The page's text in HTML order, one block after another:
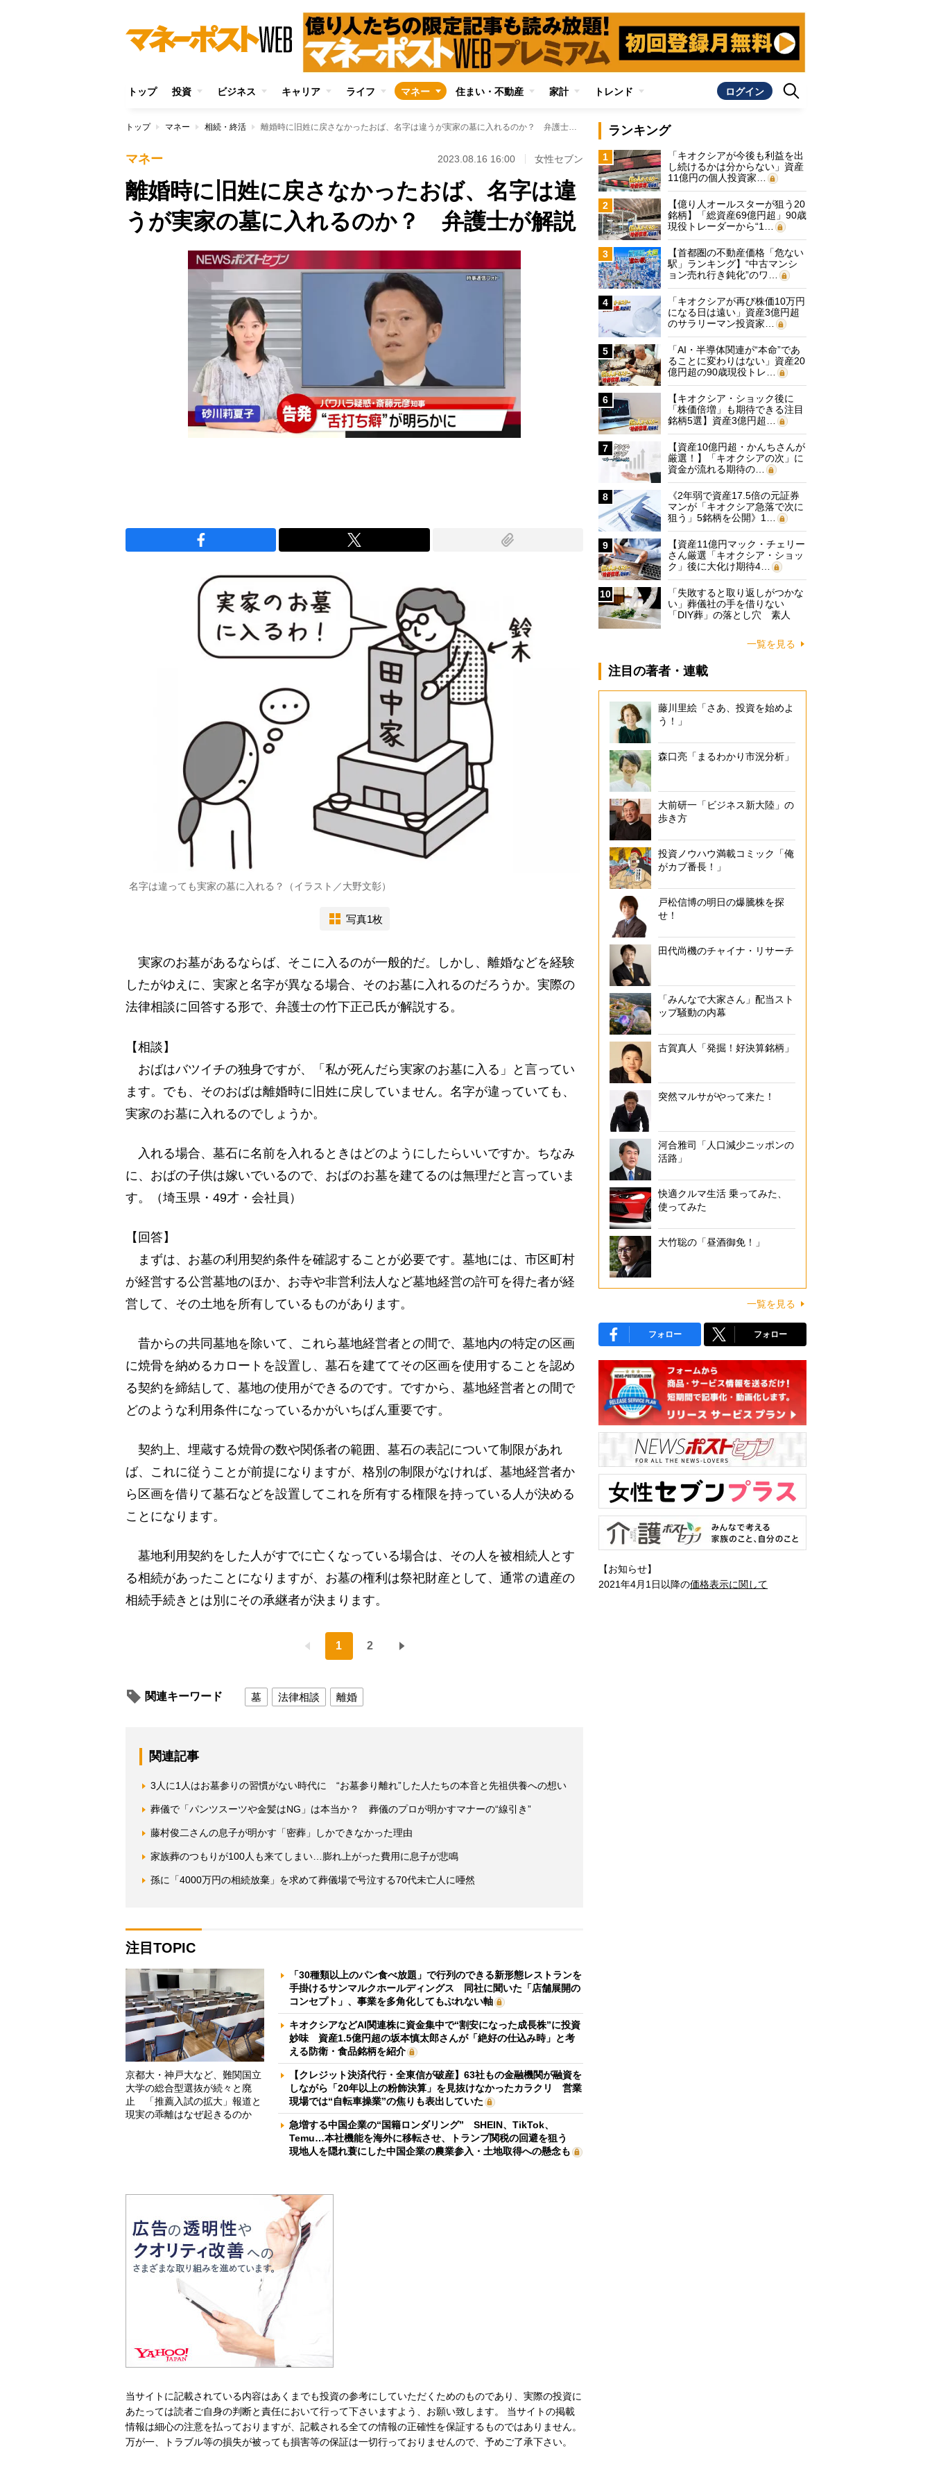
トップ 投資 ビジネス キャリア ライフ マネー 住まい・不動産 家計 トレンド ログイン
トップ マネー 相続・終活 離婚時に旧姓に戻さなかったおば、名字は違うが実家の墓に入れるのか？ 弁護士が解説
マネー 2023.08.16 16:00 女性セブン
離婚時に旧姓に戻さなかったおば、名字は違
うが実家の墓に入れるのか？ 弁護士が解説
名字は違っても実家の墓に入れる？（イラスト／大野文彰）
写真1枚
実家のお墓があるならば、そこに入るのが一般的だ。しかし、離婚などを経験
したがゆえに、実家と名字が異なる場合、そのお墓に入れるのだろうか。実際の
法律相談に回答する形で、弁護士の竹下正己氏が解説する。
【相談】
おばはバツイチの独身ですが、「私が死んだら実家のお墓に入る」と言ってい
ます。でも、そのおばは離婚時に旧姓に戻していません。名字が違っていても、
実家のお墓に入れるのでしょうか。
入れる場合、墓石に名前を入れるときはどのようにしたらいいですか。ちなみ
に、おばの子供は嫁いでいるので、おばのお墓を建てるのは無理だと言っていま
す。（埼玉県・49才・会社員）
【回答】
まずは、お墓の利用契約条件を確認することが必要です。墓地には、市区町村
が経営する公営墓地のほか、お寺や非営利法人など墓地経営の許可を得た者が経
営して、その土地を所有しているものがあります。
昔からの共同墓地を除いて、これら墓地経営者との間で、墓地内の特定の区画
に焼骨を納めるカロートを設置し、墓石を建ててその区画を使用することを認め
る契約を締結して、墓地の使用ができるのです。ですから、墓地経営者との間で
どのような利用条件になっているかがいちばん重要です。
契約上、埋蔵する焼骨の数や関係者の範囲、墓石の表記について制限があれ
ば、これに従うことが前提になりますが、格別の制限がなければ、墓地経営者か
ら区画を借りて墓石などを設置してこれを所有する権限を持っている人が決める
ことになります。
墓地利用契約をした人がすでに亡くなっている場合は、その人を被相続人とす
る相続があったことになりますが、お墓の権利は祭祀財産として、通常の遺産の
相続手続きとは別にその承継者が決まります。
1 2
関連キーワード 墓 法律相談 離婚
関連記事
3人に1人はお墓参りの習慣がない時代に “お墓参り離れ”した人たちの本音と先祖供養への想い
葬儀で「パンツスーツや金髪はNG」は本当か？ 葬儀のプロが明かすマナーの“線引き”
藤村俊二さんの息子が明かす「密葬」しかできなかった理由
家族葬のつもりが100人も来てしまい…膨れ上がった費用に息子が悲鳴
孫に「4000万円の相続放棄」を求めて葬儀場で号泣する70代未亡人に唖然
注目TOPIC
京都大・神戸大など、難関国立
大学の総合型選抜が続々と廃
止 「推薦入試の拡大」報道と
現実の乖離はなぜ起きるのか
「30種類以上のパン食べ放題」で行列のできる新形態レストランを
手掛けるサンマルクホールディングス 同社に聞いた「店舗展開の
コンセプト」、事業を多角化してもぶれない軸
キオクシアなどAI関連株に資金集中で“割安になった成長株”に投資
妙味 資産1.5億円超の坂本慎太郎さんが「絶好の仕込み時」と考
える防衛・食品銘柄を紹介
【クレジット決済代行・全東信が破産】63社もの金融機関が融資を
しながら「20年以上の粉飾決算」を見抜けなかったカラクリ 営業
現場では“自転車操業”の焦りも表出していた
急増する中国企業の“国籍ロンダリング” SHEIN、TikTok、
Temu…本社機能を海外に移転させ、トランプ関税の回避を狙う
現地人を隠れ蓑にした中国企業の農業参入・土地取得への懸念も
当サイトに記載されている内容はあくまでも投資の参考にしていただくためのものであり、実際の投資に
あたっては読者ご自身の判断と責任において行って下さいますよう、お願い致します。 当サイトの掲載
情報は細心の注意を払っておりますが、記載される全ての情報の正確性を保証するものではありません。
万が一、トラブル等の損失が被っても損害等の保証は一切行っておりませんので、予めご了承下さい。
ランキング
1
「キオクシアが今後も利益を出
し続けるかは分からない」資産
11億円の個人投資家…
2
【億り人オールスターが狙う20
銘柄】「総資産69億円超」90歳
現役トレーダーから“1…
3
【首都圏の不動産価格「危ない
駅」ランキング】“中古マンシ
ョン売れ行き鈍化”のワ…
4
「キオクシアが再び株価10万円
になる日は遠い」資産3億円超
のサラリーマン投資家…
5
「AI・半導体関連が“本命”であ
ることに変わりはない」資産20
億円超の90歳現役トレ…
6
【キオクシア・ショック後に
「株価倍増」も期待できる注目
銘柄5選】資産3億円超…
7
【資産10億円超・かんちさんが
厳選！】「キオクシアの次」に
資金が流れる期待の…
8
《2年弱で資産17.5倍の元証券
マンが「キオクシア急落で次に
狙う」5銘柄を公開》1…
9
【資産11億円マック・チェリー
さん厳選「キオクシア・ショッ
ク」後に大化け期待4…
10
「失敗すると取り返しがつかな
い」葬儀社の手を借りない
「DIY葬」の落とし穴 素人
一覧を見る
注目の著者・連載
藤川里絵「さあ、投資を始めよ
う！」
森口亮「まるわかり市況分析」
大前研一「ビジネス新大陸」の
歩き方
投資ノウハウ満載コミック「俺
がカブ番長！」
戸松信博の明日の爆騰株を探
せ！
田代尚機のチャイナ・リサーチ
「みんなで大家さん」配当スト
ップ騒動の内幕
古賀真人「発掘！好決算銘柄」
突然マルサがやって来た！
河合雅司「人口減少ニッポンの
活路」
快適クルマ生活 乗ってみた、
使ってみた
大竹聡の「昼酒御免！」
一覧を見る
フォロー フォロー
【お知らせ】
2021年4月1日以降の価格表示に関して